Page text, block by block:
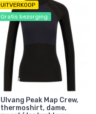
UITVERKOOP
Gratis bezorging
Ulvang Peak Map Crew,
thermoshirt, dame,